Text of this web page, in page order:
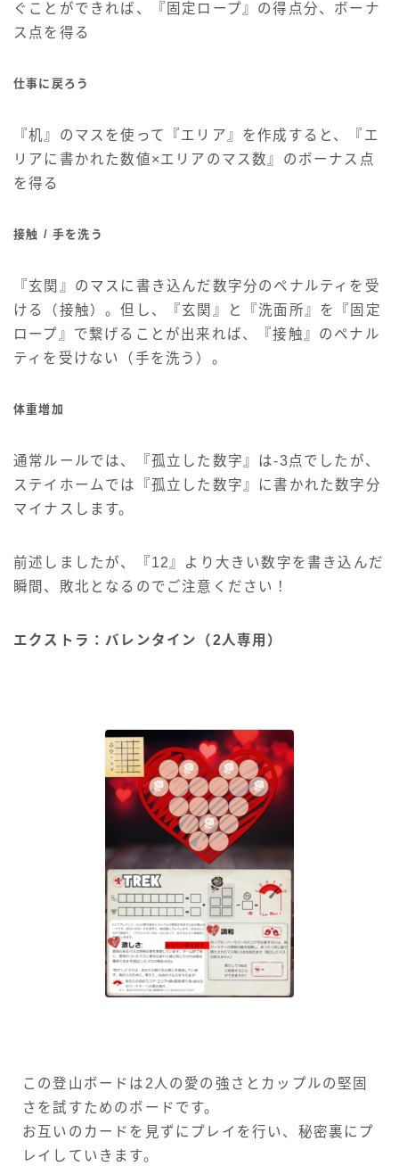
ぐことができれば、『固定ロープ』の得点分、ボーナ
ス点を得る
仕事に戻ろう
『机』のマスを使って『エリア』を作成すると、『エ
リアに書かれた数値×エリアのマス数』のボーナス点
を得る
接触 / 手を洗う
『玄関』のマスに書き込んだ数字分のペナルティを受
ける（接触）。但し、『玄関』と『洗面所』を『固定
ロープ』で繋げることが出来れば、『接触』のペナル
ティを受けない（手を洗う）。
体重増加
通常ルールでは、『孤立した数字』は-3点でしたが、
ステイホームでは『孤立した数字』に書かれた数字分
マイナスします。
前述しましたが、『12』より大きい数字を書き込んだ
瞬間、敗北となるのでご注意ください！
エクストラ：バレンタイン（2人専用）
この登山ボードは2人の愛の強さとカップルの堅固
さを試すためのボードです。
お互いのカードを見ずにプレイを行い、秘密裏にプ
レイしていきます。